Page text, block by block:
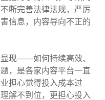
断完善法律法规，严厉
信息，内容导向不正的
现——如何持续高效、
，是各家内容平台一直
担心觉得投入成本过
解不到位，更担心投入